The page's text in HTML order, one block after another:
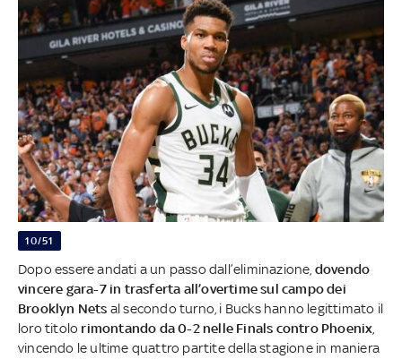
10/51
Dopo essere andati a un passo dall’eliminazione, dovendo
vincere gara-7 in trasferta all’overtime sul campo dei
Brooklyn Nets al secondo turno, i Bucks hanno legittimato il
loro titolo rimontando da 0-2 nelle Finals contro Phoenix
vincendo le ultime quattro partite della stagione in maniera